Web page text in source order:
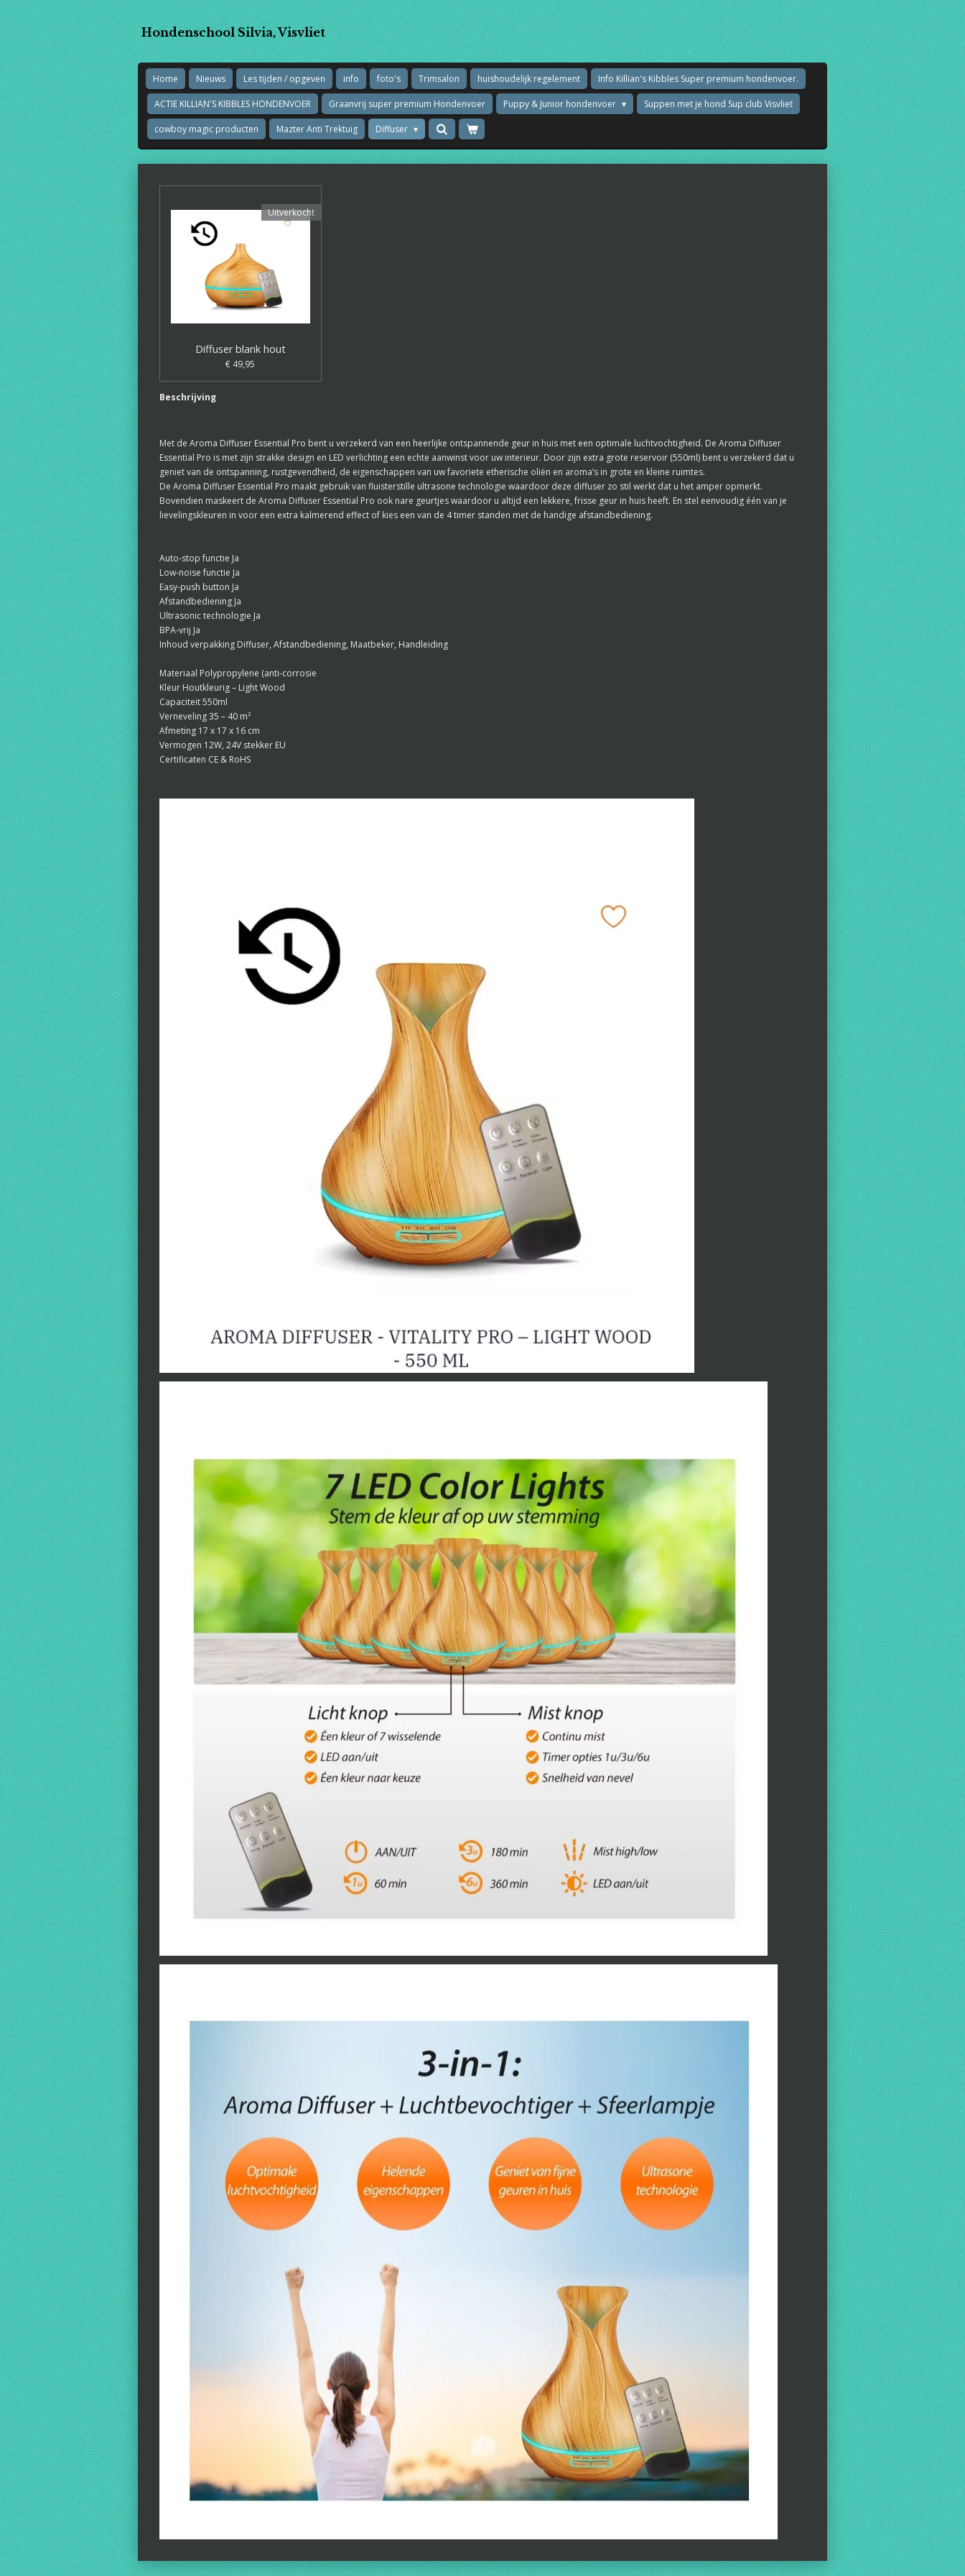
Hondenschool Silvia, Visvliet
Home Nieuws Les tijden / opgeven info foto's Trimsalon huishoudelijk regelement Info Killian's Kibbles Super premium hondenvoer.
ACTIE KILLIAN'S KIBBLES HONDENVOER Graanvrij super premium Hondenvoer Puppy & Junior hondenvoer Suppen met je hond Sup club Visvliet
cowboy magic producten Mazter Anti Trektuig Diffuser
Uitverkocht
Diffuser blank hout
€ 49,95
Beschrijving
Met de Aroma Diffuser Essential Pro bent u verzekerd van een heerlijke ontspannende geur in huis met een optimale luchtvochtigheid. De Aroma Diffuser
Essential Pro is met zijn strakke design en LED verlichting een echte aanwinst voor uw interieur. Door zijn extra grote reservoir (550ml) bent u verzekerd dat u
geniet van de ontspanning, rustgevendheid, de eigenschappen van uw favoriete etherische oliën en aroma’s in grote en kleine ruimtes.
De Aroma Diffuser Essential Pro maakt gebruik van fluisterstille ultrasone technologie waardoor deze diffuser zo stil werkt dat u het amper opmerkt.
Bovendien maskeert de Aroma Diffuser Essential Pro ook nare geurtjes waardoor u altijd een lekkere, frisse geur in huis heeft. En stel eenvoudig één van je
lievelingskleuren in voor een extra kalmerend effect of kies een van de 4 timer standen met de handige afstandbediening.
Auto-stop functie Ja
Low-noise functie Ja
Easy-push button Ja
Afstandbediening Ja
Ultrasonic technologie Ja
BPA-vrij Ja
Inhoud verpakking Diffuser, Afstandbediening, Maatbeker, Handleiding
Materiaal Polypropylene (anti-corrosie
Kleur Houtkleurig – Light Wood
Capaciteit 550ml
Verneveling 35 – 40 m²
Afmeting 17 x 17 x 16 cm
Vermogen 12W, 24V stekker EU
Certificaten CE & RoHS